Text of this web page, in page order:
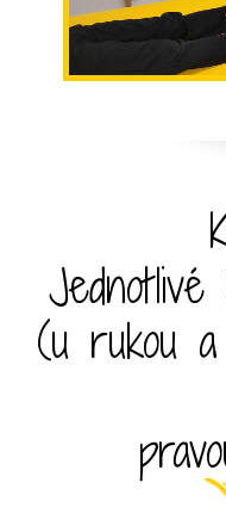
Jednotlivé
(u rukou a